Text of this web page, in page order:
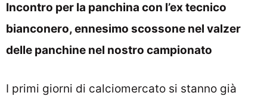
Incontro per la panchina con l’ex tecnico
bianconero, ennesimo scossone nel valzer
delle panchine nel nostro campionato
I primi giorni di calciomercato si stanno già